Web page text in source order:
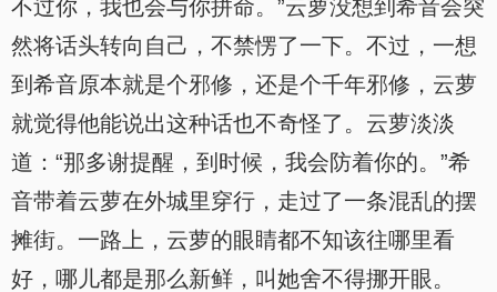
不过你，我也会与你拼命。”云萝没想到希音会突
然将话头转向自己，不禁愣了一下。不过，一想
到希音原本就是个邪修，还是个千年邪修，云萝
就觉得他能说出这种话也不奇怪了。云萝淡淡
道：“那多谢提醒，到时候，我会防着你的。”希
音带着云萝在外城里穿行，走过了一条混乱的摆
摊街。一路上，云萝的眼睛都不知该往哪里看
好，哪儿都是那么新鲜，叫她舍不得挪开眼。